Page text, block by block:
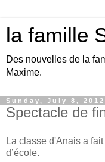
la famille
Des nouvelles de la
Maxime.
Sunday, July 8, 2012
Spectacle de
La classe d'Anais a
d’école.